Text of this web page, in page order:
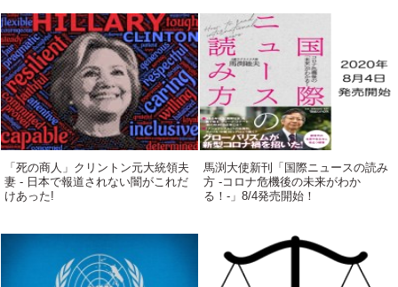
「死の商人」クリントン元大統領夫
妻 - 日本で報道されない闇がこれだ
けあった!
馬渕大使新刊「国際ニュースの読み
方 -コロナ危機後の未来がわか
る！-」8/4発売開始！